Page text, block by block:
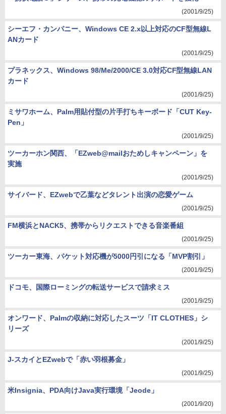
(2001/9/25)
シーエフ・カンパニー、Windows CE 2.x以上対応のCF型無線L
ANカード
(2001/9/25)
プラネックス、Windows 98/Me/2000/CE 3.0対応CF型無線LAN
カード
(2001/9/25)
ミサワホーム、Palm用貼付型の片手打ちキーボード「CUT Key-
Pen」
(2001/9/25)
ツーカーホン関西、「EZweb@mailおためしキャンペーン」を
実施
(2001/9/25)
サイバード、EZwebで乙葉などタレント出演の恋愛ゲーム
(2001/9/25)
FM横浜とNACK5、携帯からリクエストできる音楽番組
(2001/9/25)
ツーカー東海、パケット対応機が5000円引になる「MVP割引」
(2001/9/25)
ドコモ、国際ローミングの転送サービスで請求ミス
(2001/9/25)
オンワード、Palmの収納に対応したスーツ「IT CLOTHES」シ
リーズ
(2001/9/25)
J-スカイとEZwebで「赤い羽根募金」
(2001/9/25)
米Insignia、PDA向けJava実行環境「Jeode」
(2001/9/20)